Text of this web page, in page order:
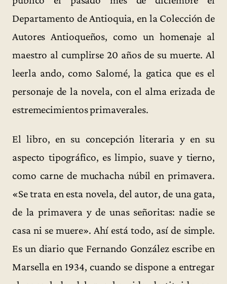
Departamento de Antioquia, en la Colección de
Autores Antioqueños, como un homenaje al
maestro al cumplirse 20 años de su muerte. Al
leerla ando, como Salomé, la gatica que es el
personaje de la novela, con el alma erizada de
estremecimientos primaverales.
El libro, en su concepción literaria y en su
aspecto tipográfico, es limpio, suave y tierno,
como carne de muchacha núbil en primavera.
«Se trata en esta novela, del autor, de una gata,
de la primavera y de unas señoritas: nadie se
casa ni se muere». Ahí está todo, así de simple.
Es un diario que Fernando González escribe en
Marsella en 1934, cuando se dispone a entregar